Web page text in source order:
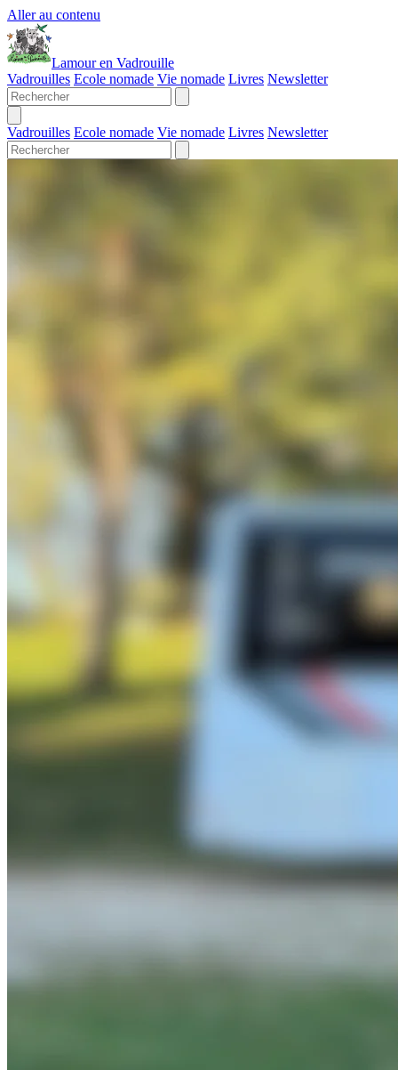
Aller au contenu
Lamour en Vadrouille
Vadrouilles Ecole nomade Vie nomade Livres Newsletter
Vadrouilles Ecole nomade Vie nomade Livres Newsletter